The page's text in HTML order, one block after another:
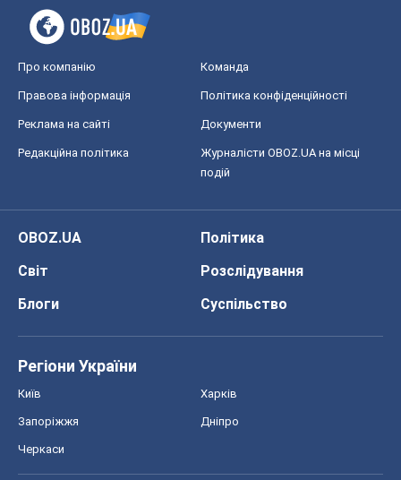
Про компанію Команда
Правова інформація Політика конфіденційності
Реклама на сайті Документи
Редакційна політика
Журналісти OBOZ.UA на місці
подій
OBOZ.UA
Політика
Світ
Розслідування
Блоги
Суспільство
Регіони України
Київ Харків
Запоріжжя Дніпро
Черкаси